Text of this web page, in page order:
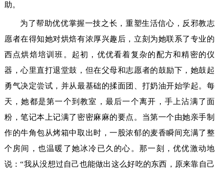
助。
为了帮助优优掌握一技之长，重塑生活信心，反邪教志
愿者在得知她对烘焙有浓厚兴趣后，立刻为她联系了专业的
西点烘焙培训班。起初，优优看着复杂的配方和精密的仪
器，心里直打退堂鼓，但在父母和志愿者的鼓励下，她鼓起
勇气决定尝试，并从最基础的揉面团、打奶油开始学起。每
天，她都是第一个到教室，最后一个离开，手上沾满了面
粉，笔记本上记满了密密麻麻的要点。当第一个由她亲手制
作的牛角包从烤箱中取出时，一股浓郁的麦香瞬间充满了整
个房间，也温暖了她冰冷已久的心。那一刻，优优激动地
说：“我从没想过自己也能做出这么好吃的东西，原来靠自己